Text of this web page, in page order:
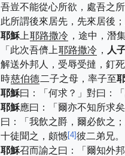
吾豈不能從心所欲，處吾之
此所謂後來居先，先來居後
耶穌上耶路撒冷 ，途中，潛
「此次吾儕上耶路撒冷 ， 人
解送外邦人，受辱受撻，釘
時慈伯德二子之母，率子至
耶穌曰：「何求？」對曰：
耶穌應曰：「爾亦不知所求
曰：「我飲之爵，爾必飲之
十徒聞之，頗憾[4]彼二弟兄。
耶穌召而諭之曰：「爾知外